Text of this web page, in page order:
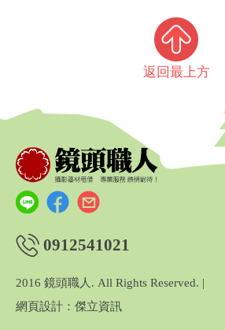
返回最上方
0912541021
2016 鏡頭職人. All Rights Reserved. |
網頁設計：傑立資訊